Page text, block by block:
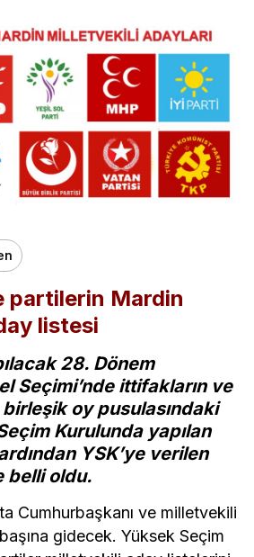
partilerin Mardin
listesi
28. Dönem
Seçimi’nde ittifakların ve
oy pusulasındaki
Kurulunda yapılan
YSK’ye verilen
belli oldu.
Cumhurbaşkanı ve milletvekili
gidecek. Yüksek Seçim